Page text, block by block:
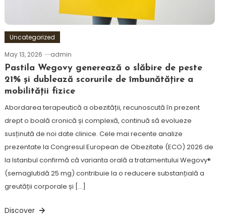
Uncategorized
May 13, 2026
admin
Pastila Wegovy generează o slăbire de peste
21% și dublează scorurile de îmbunătățire a
mobilității fizice
Abordarea terapeutică a obezității, recunoscută în prezent
drept o boală cronică și complexă, continuă să evolueze
susținută de noi date clinice. Cele mai recente analize
prezentate la Congresul European de Obezitate (ECO) 2026 de
la Istanbul confirmă că varianta orală a tratamentului Wegovy®
(semaglutidă 25 mg) contribuie la o reducere substanțială a
greutății corporale și […]
Discover